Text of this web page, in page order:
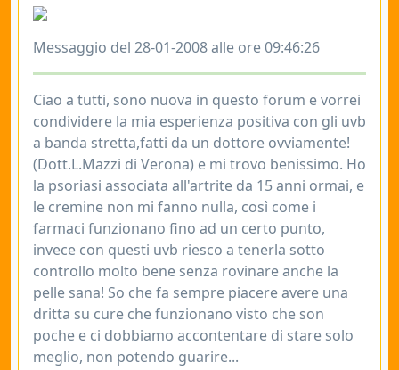
Messaggio del 28-01-2008 alle ore 09:46:26
Ciao a tutti, sono nuova in questo forum e vorrei
condividere la mia esperienza positiva con gli uvb
a banda stretta,fatti da un dottore ovviamente!
(Dott.L.Mazzi di Verona) e mi trovo benissimo. Ho
la psoriasi associata all'artrite da 15 anni ormai, e
le cremine non mi fanno nulla, così come i
farmaci funzionano fino ad un certo punto,
invece con questi uvb riesco a tenerla sotto
controllo molto bene senza rovinare anche la
pelle sana! So che fa sempre piacere avere una
dritta su cure che funzionano visto che son
poche e ci dobbiamo accontentare di stare solo
meglio, non potendo guarire...